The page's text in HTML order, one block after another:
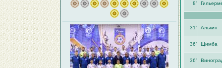
8′
31′ Алькин
36′ Щимба
36′